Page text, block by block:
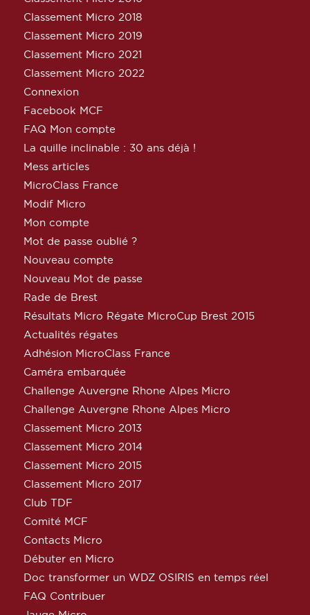
Classement Micro 2018
Classement Micro 2019
Classement Micro 2021
Classement Micro 2022
Connexion
Facebook MCF
FAQ Mon compte
La quille inclinable : 30 ans déjà !
Mess articles
MicroClass France
Modif Micro
Mon compte
Mot de passe oublié ?
Nouveau compte
Nouveau Mot de passe
Rade de Brest
Résultats Micro Régate MicroCup Brest 2015
Actualités régates
Adhésion MicroClass France
Caméra embarquée
Challenge Auvergne Rhone Alpes Micro
Challenge Auvergne Rhone Alpes Micro
Classement Micro 2013
Classement Micro 2014
Classement Micro 2015
Classement Micro 2017
Club TDF
Comité MCF
Contacts Micro
Débuter en Micro
Doc transformer un WDZ OSIRIS en temps réel
FAQ Contribuer